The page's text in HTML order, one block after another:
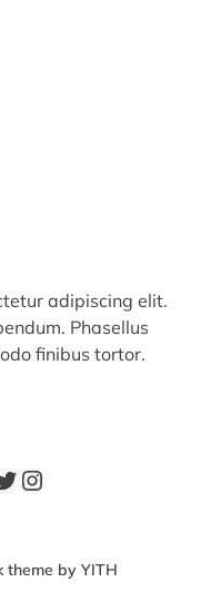
adipiscing elit.
Phasellus
finibus tortor.
Instagram
theme by YITH